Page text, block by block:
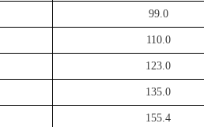
99.0
110.0
123.0
135.0
155.4